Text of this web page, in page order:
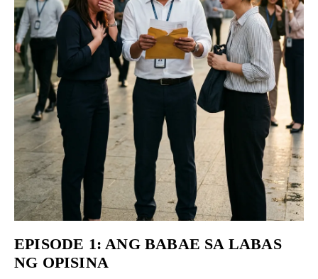
EPISODE 1: ANG BABAE SA LABAS
NG OPISINA